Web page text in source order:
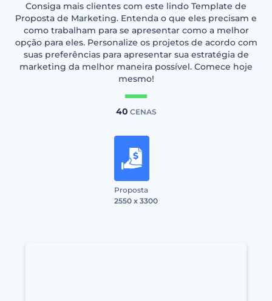
Consiga mais clientes com este lindo Template de
Proposta de Marketing. Entenda o que eles precisam e
como trabalham para se apresentar como a melhor
opção para eles. Personalize os projetos de acordo com
suas preferências para apresentar sua estratégia de
marketing da melhor maneira possível. Comece hoje
mesmo!
40 CENAS
Proposta
2550 x 3300